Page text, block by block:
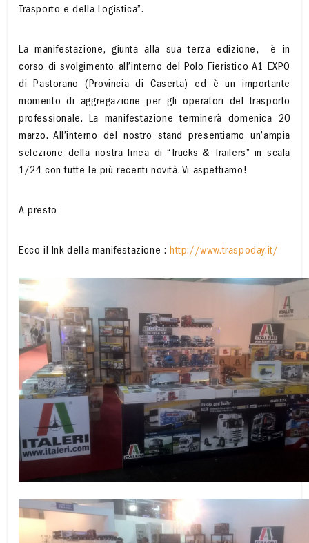
Trasporto e della Logistica”.
La manifestazione, giunta alla sua terza edizione,
è in
corso di svolgimento all’interno del Polo Fieristico A1 EXPO
di Pastorano (Provincia di Caserta) ed è un importante
momento di aggregazione per gli operatori del trasporto
professionale. La manifestazione terminerà domenica 20
marzo. All’interno del nostro stand presentiamo un’ampia
selezione della nostra linea di “Trucks & Trailers” in scala
1/24 con tutte le più recenti novità. Vi aspettiamo!
A presto
Ecco il lnk della manifestazione :http://www.traspoday.it/